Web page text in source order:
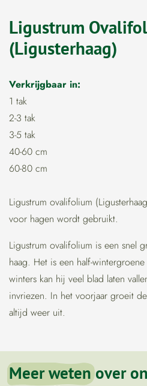
Ligustrum
(Ligusterhaag)
Verkrijgbaar in:
1 tak
2-3 tak
3-5 tak
40-60 cm
60-80 cm
Ligustrum ovalifolium
voor hagen wordt gebruikt.
Ligustrum ovalifolium is een snel
haag. Het is een half-
winters kan hij veel blad laten
invriezen. In het voorjaar groeit
altijd weer uit.
Meer wetenover